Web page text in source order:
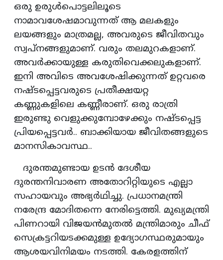
ഒരു ഉരുൾപൊട്ടലിലൂടെ
നാമാവശേഷമാവുന്നത് ആ മലകളും
ലയങ്ങളും മാത്രമല്ല, അവരുടെ ജീവിതവും
സ്വപ്നങ്ങളുമാണ്. വരും തലമുറകളാണ്.
അവർക്കായുള്ള കരുതിവെക്കലുകളാണ്.
ഇനി അവിടെ അവശേഷിക്കുന്നത് ഉറ്റവരെ
നഷ്ടപ്പെട്ടവരുടെ പ്രതീക്ഷയറ്റ
കണ്ണുകളിലെ കണ്ണീരാണ്. ഒരു രാത്രി
ഇരുണ്ടു വെളുക്കുമ്പോഴേക്കും നഷ്ടപ്പെട്ട
പ്രിയപ്പെട്ടവർ.. ബാക്കിയായ ജീവിതങ്ങളുടെ
മാനസികാവസ്ഥ..
ദുരന്തമുണ്ടായ ഉടൻ ദേശീയ
ദുരന്തനിവാരണ അതോറിറ്റിയുടെ എല്ലാ
സഹായവും അഭ്യർഥിച്ചു. പ്രധാനമന്ത്രി
നരേന്ദ്ര മോദിതന്നെ നേരിട്ടെത്തി. മുഖ്യമന്ത്രി
പിണറായി വിജയൻമുതൽ മന്ത്രിമാരും ചീഫ്
സെക്രട്ടറിയടക്കമുള്ള ഉദ്യോഗസ്ഥരുമായും
ആശയവിനിമയം നടത്തി. കേരളത്തിന്